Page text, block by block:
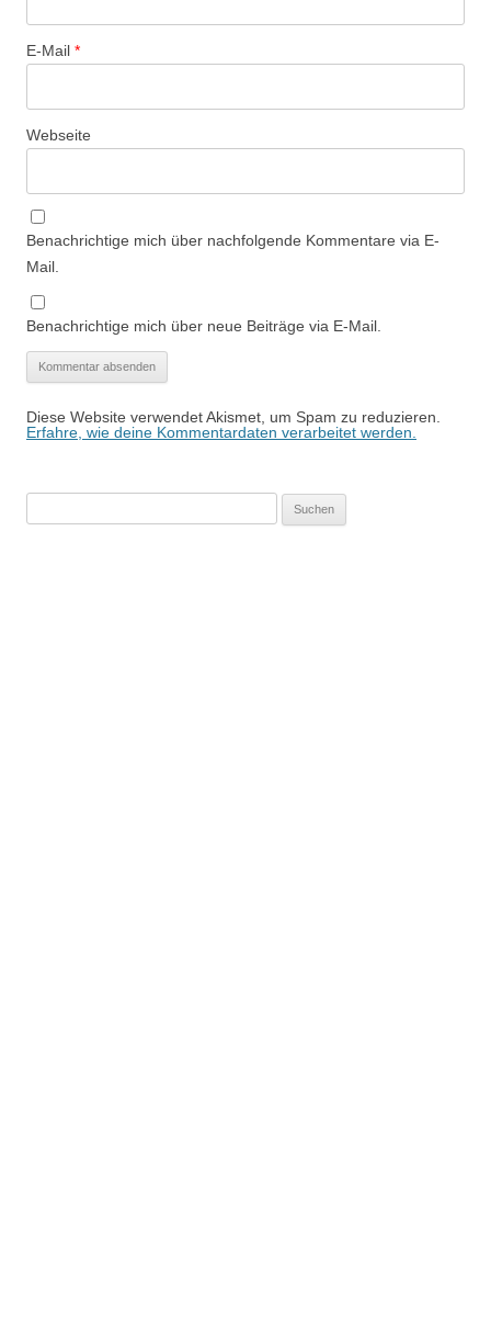
E-Mail *
Webseite
Benachrichtige mich über nachfolgende Kommentare via E-
Mail.
Benachrichtige mich über neue Beiträge via E-Mail.
Diese Website verwendet Akismet, um Spam zu reduzieren.
Erfahre, wie deine Kommentardaten verarbeitet werden.